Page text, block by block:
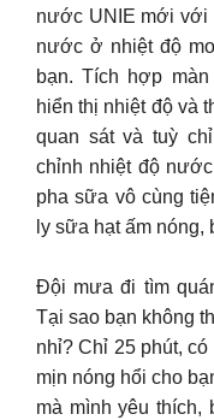
nước UNIE mới với
nước ở nhiệt độ
bạn. Tích hợp
hiển thị nhiệt độ và
quan sát và tuỳ
chỉnh nhiệt độ
pha sữa vô cùng
ly sữa hạt ấm nóng,
Đội mưa đi tìm
Tại sao bạn không
nhỉ? Chỉ 25 phút,
mịn nóng hổi cho
mà mình yêu thích,